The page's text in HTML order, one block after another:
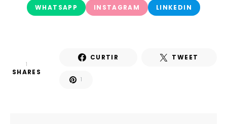
WHATSAPP INSTAGRAM LINKEDIN
1
SHARES
CURTIR TWEET
1